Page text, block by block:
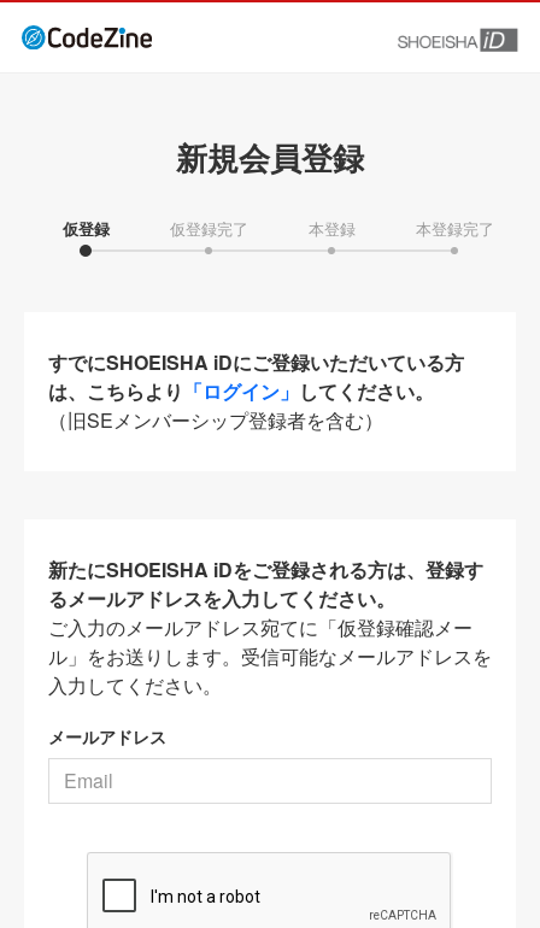
新規会員登録
仮登録 仮登録完了 本登録 本登録完了
すでにSHOEISHA iDにご登録いただいている方
は、こちらより 「ログイン」 してください。
（旧SEメンバーシップ登録者を含む）
新たにSHOEISHA iDをご登録される方は、登録す
るメールアドレスを入力してください。
ご入力のメールアドレス宛てに「仮登録確認メー
ル」をお送りします。受信可能なメールアドレスを
入力してください。
メールアドレス